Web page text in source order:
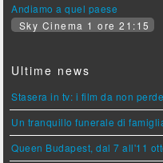
Andiamo a quel paese
Sky Cinema 1 ore 21:15
Ultime news
Stasera in tv: i film da non
Un tranquillo funerale di
Queen Budapest, dal 7 all'11